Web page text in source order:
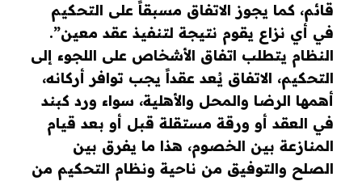
قائم، كما يجوز الاتفاق مسبقاً على التحكيم
في أي نزاع يقوم نتيجة لتنفيذ عقد معين”.
النظام يتطلب اتفاق الأشخاص على اللجوء إلى
التحكيم، الاتفاق يُعد عقداً يجب توافر أركانه،
أهمها الرضا والمحل والأهلية، سواء ورد كبند
في العقد أو ورقة مستقلة قبل أو بعد قيام
المنازعة بين الخصوم، هذا ما يفرق بين
الصلح والتوفيق من ناحية ونظام التحكيم من